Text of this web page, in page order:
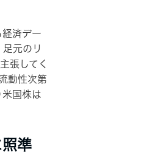
済デー
元のリ
張してく
動性次第
国株は
準